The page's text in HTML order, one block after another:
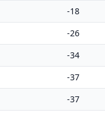
-18
-26
-34
-37
-37